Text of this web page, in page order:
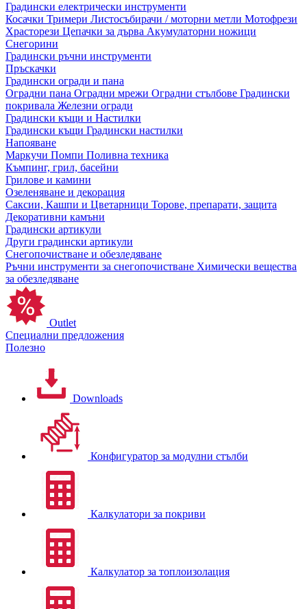
Градински електрически инструменти
Косачки Тримери Листосъбирачи / моторни метли Мотофрези
Храсторези Цепачки за дърва Акумулаторни ножици
Снегорини
Градински ръчни инструменти
Пръскачки
Градински огради и пана
Оградни пана Оградни мрежи Оградни стълбове Градински
покривала Железни огради
Градински къщи и Настилки
Градински къщи Градински настилки
Напояване
Маркучи Помпи Поливна техника
Къмпинг, грил, басейни
Грилове и камини
Озеленяване и декорация
Саксии, Кашпи и Цветарници Торове, препарати, защита
Декоративни камъни
Градински артикули
Други градински артикули
Снегопочистване и обезледяване
Ръчни инструменти за снегопочистване Химически вещества
за обезледяване
Outlet
Специални предложения
Полезно
Downloads
Конфигуратор за модулни стълби
Калкулатори за покриви
Калкулатор за топлоизолация